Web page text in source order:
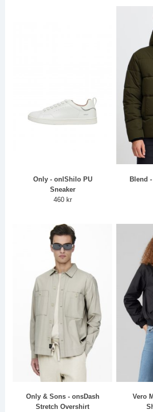
Only - onlShilo PU
Sneaker
460 kr
Blend -
Only & Sons - onsDash
Stretch Overshirt
Vero